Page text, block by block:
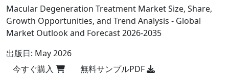
Macular Degeneration Treatment Market Size, Share,
Growth Opportunities, and Trend Analysis - Global
Market Outlook and Forecast 2026-2035
出版日: May 2026
今すぐ購入
無料サンプルPDF